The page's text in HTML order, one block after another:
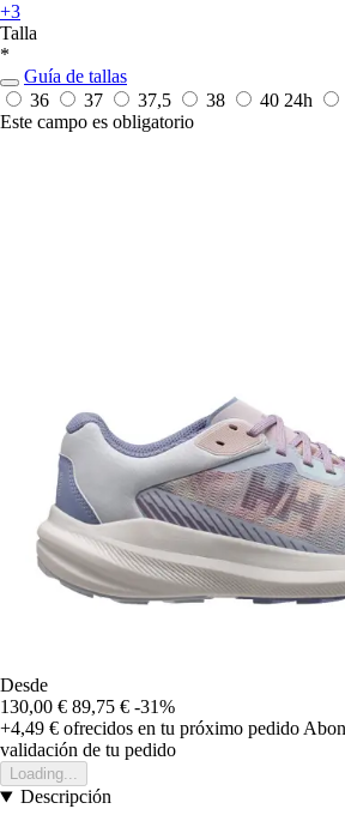
+3
Talla
*
Guía de tallas
36
37 37,5 38 40 24h
Este campo es obligatorio
Desde
130,00 € 89,75 € -31%
+4,49 € ofrecidos en tu próximo pedido
validación de tu pedido
Loading...
Descripción